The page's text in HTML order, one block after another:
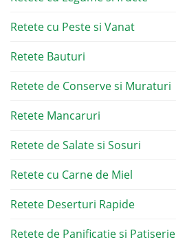
Retete cu Peste si Vanat
Retete Bauturi
Retete de Conserve si Muraturi
Retete Mancaruri
Retete de Salate si Sosuri
Retete cu Carne de Miel
Retete Deserturi Rapide
Retete de Panificatie si Patiserie